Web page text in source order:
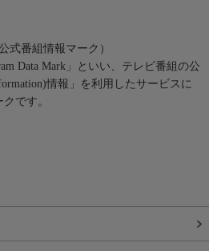
式番組情報マーク）
Data Mark」といい、テレビ番組の公
情報」を利用したサービスに
です。